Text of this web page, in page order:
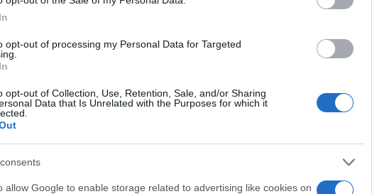
opt-out of processing my Personal Data for Targeted
opt-out of Collection, Use, Retention, Sale, and/or Sharing
Data that Is Unrelated with the Purposes for which it
allow Google to enable storage related to advertising like cookies on
V SLALOMU
za veliko nagrado RAUCH v kategoriji U14 in U16. Med
dosegli naslednje vidnejše rezultate: